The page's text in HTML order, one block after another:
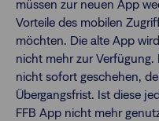
müssen zur neuen App
Vorteile des mobilen
möchten. Die alte App
nicht mehr zur Verfügung.
nicht sofort geschehen,
Übergangsfrist. Ist diese
FFB App nicht mehr